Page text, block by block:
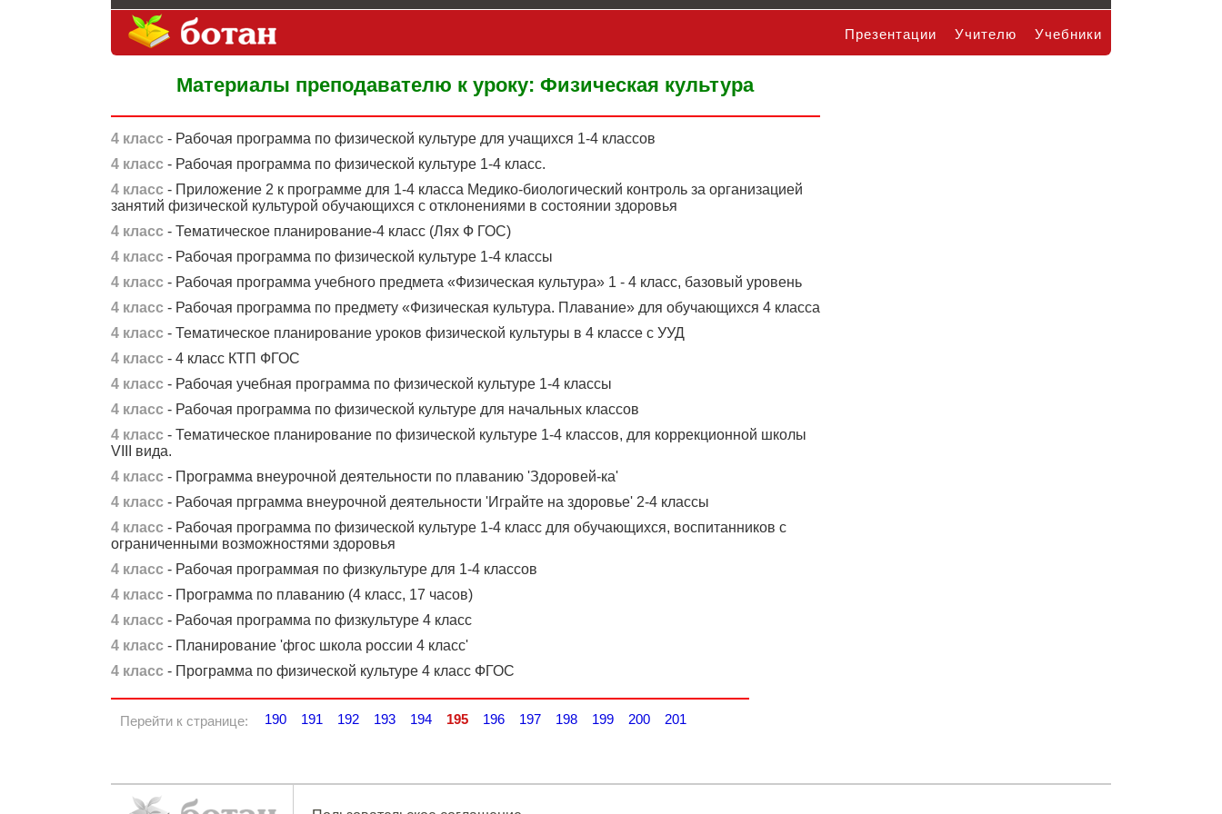
Учебники
Учителю
Презентации
Материалы преподавателю к уроку: Физическая культура
4 класс- Рабочая программа по физической культуре для учащихся 1-4 классов
4 класс- Рабочая программа по физической культуре 1-4 класс.
4 класс- Приложение 2 к программе для 1-4 класса Медико-биологический контроль за организацией
занятий физической культурой обучающихся с отклонениями в состоянии здоровья
4 класс- Тематическое планирование-4 класс (Лях Ф ГОС)
4 класс- Рабочая программа по физической культуре 1-4 классы
4 класс- Рабочая программа учебного предмета «Физическая культура» 1 - 4 класс, базовый уровень
4 класс- Рабочая программа по предмету «Физическая культура. Плавание» для обучающихся 4 класса
4 класс- Тематическое планирование уроков физической культуры в 4 классе с УУД
4 класс- 4 класс КТП ФГОС
4 класс- Рабочая учебная программа по физической культуре 1-4 классы
4 класс- Рабочая программа по физической культуре для начальных классов
4 класс- Тематическое планирование по физической культуре 1-4 классов, для коррекционной школы
VIII вида.
4 класс- Программа внеурочной деятельности по плаванию 'Здоровей-ка'
4 класс- Рабочая прграмма внеурочной деятельности 'Играйте на здоровье' 2-4 классы
4 класс- Рабочая программа по физической культуре 1-4 класс для обучающихся, воспитанников с
ограниченными возможностями здоровья
4 класс- Рабочая программая по физкультуре для 1-4 классов
4 класс- Программа по плаванию (4 класс, 17 часов)
4 класс- Рабочая программа по физкультуре 4 класс
4 класс- Планирование 'фгос школа россии 4 класс'
4 класс- Программа по физической культуре 4 класс ФГОС
Перейти к странице: 190 191 192 193 194 195 196 197 198 199 200 201